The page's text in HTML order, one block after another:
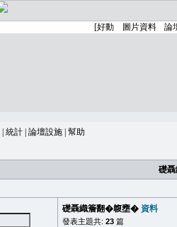
統計 論壇設施 幫助
礎
礎聶織簷翻�䪖壅� 資料
發表主題共: 23 篇